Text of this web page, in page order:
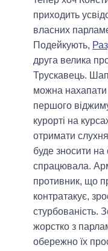
приходить
власних
Подейкують,
друга велика
Трускавець.
можна нахапати
першого
курорті на
отримати
буде зносити
спрацювала.
противник, що
контратакує,
стурбованість.
жорстко з
обережно їх